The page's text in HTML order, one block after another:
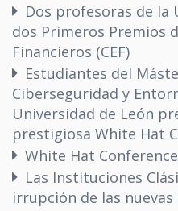
Dos profesoras de la
dos Primeros Premios
Financieros (CEF)
Estudiantes del
Ciberseguridad y
Universidad de León
prestigiosa White Hat
White Hat
Las Instituciones
irrupción de las